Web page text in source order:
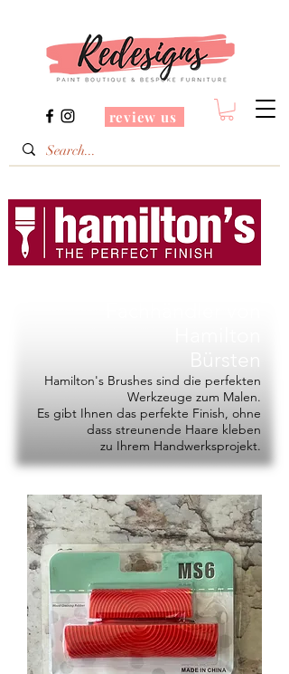
review us
Hamilton's Brushes sind die perfekten
Werkzeuge zum Malen.
Es gibt Ihnen das perfekte Finish, ohne
dass streunende Haare kleben
zu Ihrem Handwerksprojekt.